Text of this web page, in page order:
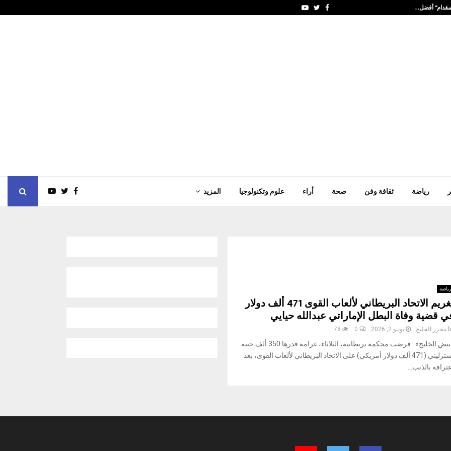
أفضل… Facebook
Twitter
Youtube
رياضة ثقافة وفن صحة أراء علوم وتكنولوجيا المزيد
رياضة
تغريم الاتحاد البريطاني لألعاب القوى 471 ألف دولار
قضية وفاة البطل الإماراتي عبدالله حيايي
محرر الخليج يونيو 2, 2026 0
78
«نبض الخليج» فرضت محكمة بريطانية، الثلاثاء، غرامة قدرها 350 ألف جنيه
إسترليني (471 ألف دولار أمريكي) على الاتحاد البريطاني لألعاب القوى، بعد
بالذنب...